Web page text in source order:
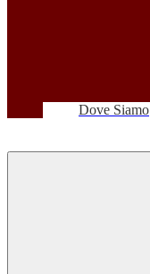
Dove Siamo